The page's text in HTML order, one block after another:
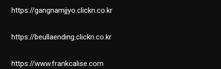
https://gangnamjjyo.clickn.co.kr
https://beullaending.clickn.co.kr
https://www.frankcalise.com